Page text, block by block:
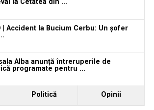
30 de ani din Galda de Jos, reținut după
la Cetatea din ...
| Accident la Bucium Cerbu: Un șofer
Alba anunță întreruperile de
programate pentru ...
Politică Opinii